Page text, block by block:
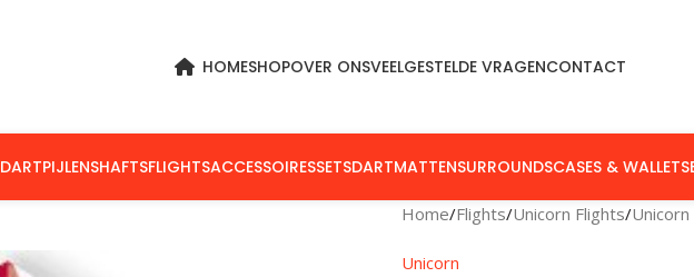
HOMESHOPOVER ONSVEELGESTELDE VRAGENCONTACT
DARTPIJLENSHAFTSFLIGHTSACCESSOIRESSETSDARTMATTENSURROUNDSCASES & WALLETS
Home Flights Unicorn Flights
Unicorn